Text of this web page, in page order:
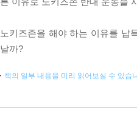
노키즈존을 해야 하는 이유를 납
날까?
책의 일부 내용을 미리 읽어보실 수 있습